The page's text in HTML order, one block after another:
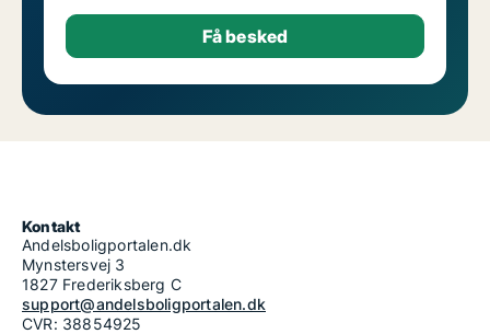
Kontakt
Andelsboligportalen.dk
Mynstersvej 3
1827 Frederiksberg C
support@andelsboligportalen.dk
CVR: 38854925